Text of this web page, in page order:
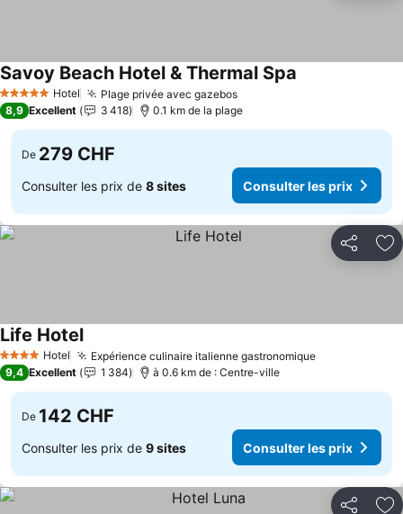
5 Étoiles Hotel Plage privée avec gazebos
Savoy Beach Hotel & Thermal Spa
8,9 Excellent 3 418 0.1 km de la plage
De 279 CHF
Consulter les prix de 8 sites Consulter les prix
Partager
4 Étoiles Hotel Expérience culinaire italienne gastronomique
Life Hotel
9,4 Excellent 1 384 à 0.6 km de : Centre-ville
De 142 CHF
Consulter les prix de 9 sites Consulter les prix